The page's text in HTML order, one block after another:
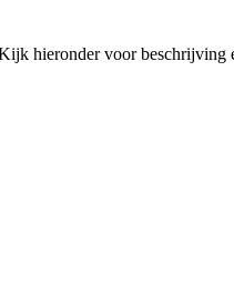
hieronder voor beschrijving